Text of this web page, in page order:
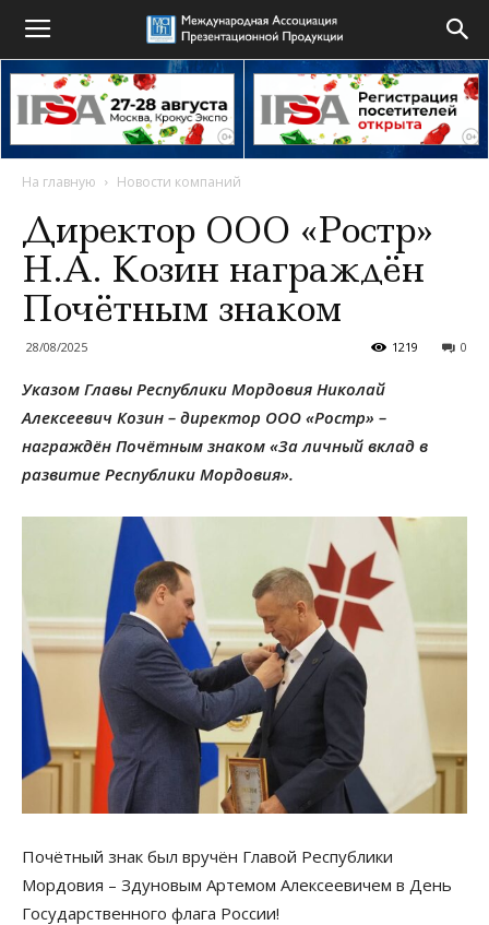
На главную Новости компаний
Директор ООО «Ростр»
Н.А. Козин награждён
Почётным знаком
28/08/2025 0
1219
Указом Главы Республики Мордовия Николай
Алексеевич Козин – директор ООО «Ростр» –
награждён Почётным знаком «За личный вклад в
развитие Республики Мордовия».
Почётный знак был вручён Главой Республики
Мордовия – Здуновым Артемом Алексеевичем в День
Государственного флага России!